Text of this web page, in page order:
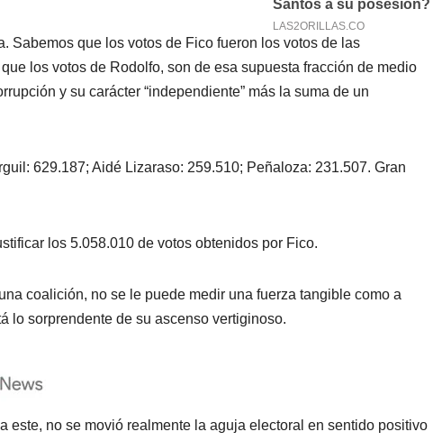
Sabemos que los votos de Fico fueron los votos de las
los votos de Rodolfo, son de esa supuesta fracción de medio
y su carácter “independiente” más la suma de un
629.187; Aidé Lizaraso: 259.510; Peñaloza: 231.507. Gran
los 5.058.010 de votos obtenidos por Fico.
coalición, no se le puede medir una fuerza tangible como a
lo sorprendente de su ascenso vertiginoso.
este, no se movió realmente la aguja electoral en sentido positivo